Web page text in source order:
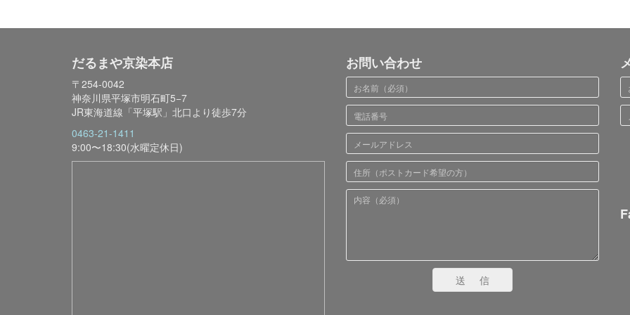
だるまや京染本店
〒254-0042
神奈川県平塚市明石町5−7
JR東海道線「平塚駅」北口より徒歩7分
0463-21-1411
9:00〜18:30(水曜定休日)
お問い合わせ
送信